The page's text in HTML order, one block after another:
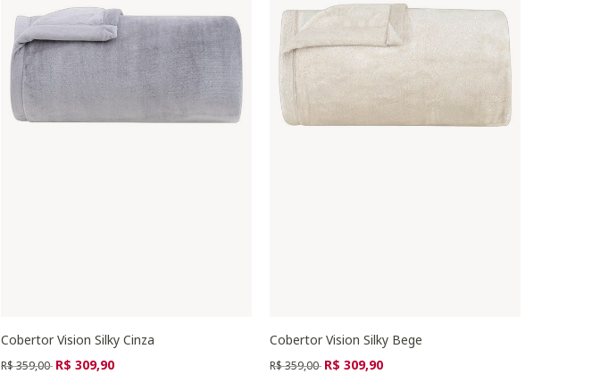
Cobertor Vision Silky Cinza
Preço reduzido de
R$ 359,00 para
R$ 309,90
Cobertor Vision Silky Bege
Preço reduzido de
R$ 359,00 para
R$ 309,90